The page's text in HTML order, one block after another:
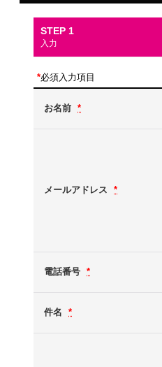
STEP 1
入力
*必須入力項目
お名前 *
メールアドレス *
電話番号 *
件名 *